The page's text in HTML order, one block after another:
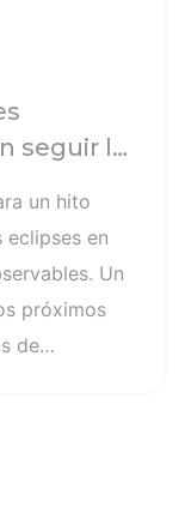
seguir las
un hito
en
Un
próximos
de
El mayor